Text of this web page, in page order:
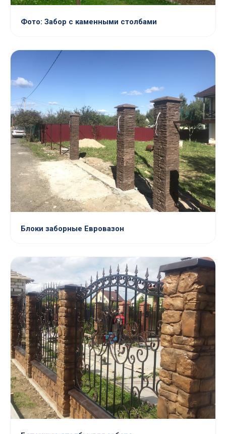
Фото: Забор с каменными столбами
Блоки заборные Евровазон